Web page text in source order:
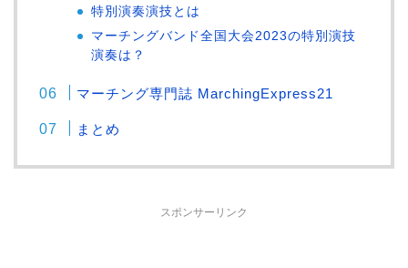
特別演奏演技とは
マーチングバンド全国大会2023の特別演技
演奏は？
マーチング専門誌 MarchingExpress21
まとめ
スポンサーリンク